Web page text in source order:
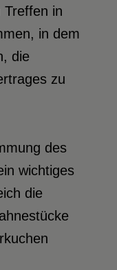
Treffen in
in dem
die
zu
des
wichtiges
die